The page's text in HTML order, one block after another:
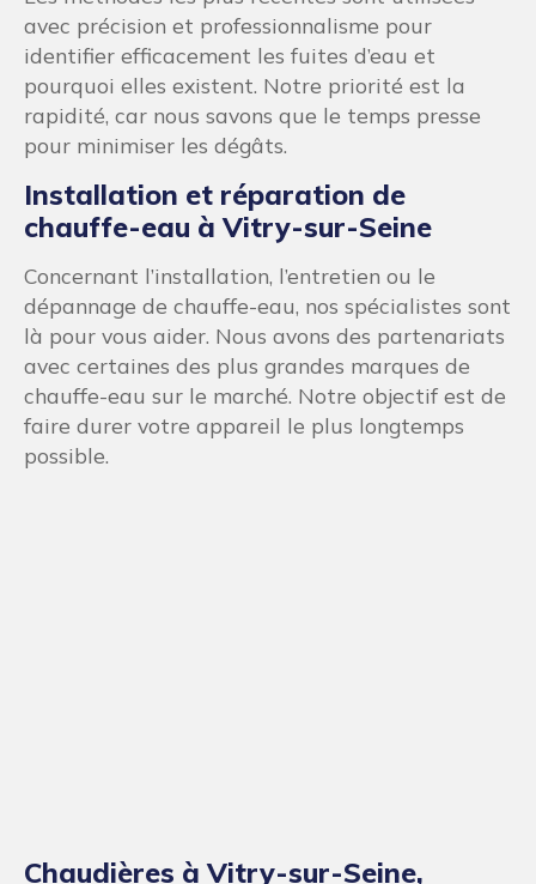
Chaudières à Vitry-sur-Seine,
Installation et réparation
Réparation, installation ou désembouage… Le
temps est compté lorsque l’on travaille avec une
chaudière. En effet, votre chaudière est la seule
source d’eau chaude et de chauffage de votre
bâtiment. Plombier-Artisan.fr a pour objectif de
répondre rapidement et efficacement à vos
besoins de plomberie. Au-delà de la réparation,
le but de notre intervention est également de
limiter les dommages collatéraux.
Installation et réparation de votre
système de chauffage à Vitry-sur-
Nos experts en plomberie sont équipés d’outils